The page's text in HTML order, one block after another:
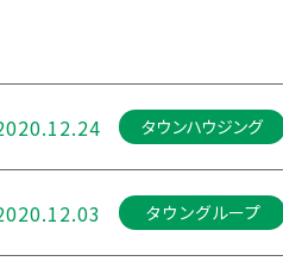
タウンハウジング
タウングループ